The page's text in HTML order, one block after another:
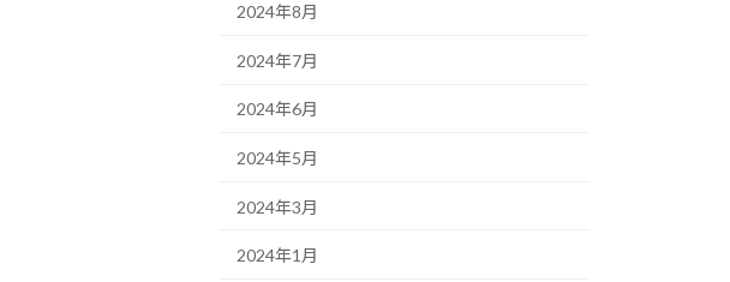
2024年8月
2024年7月
2024年6月
2024年5月
2024年3月
2024年1月